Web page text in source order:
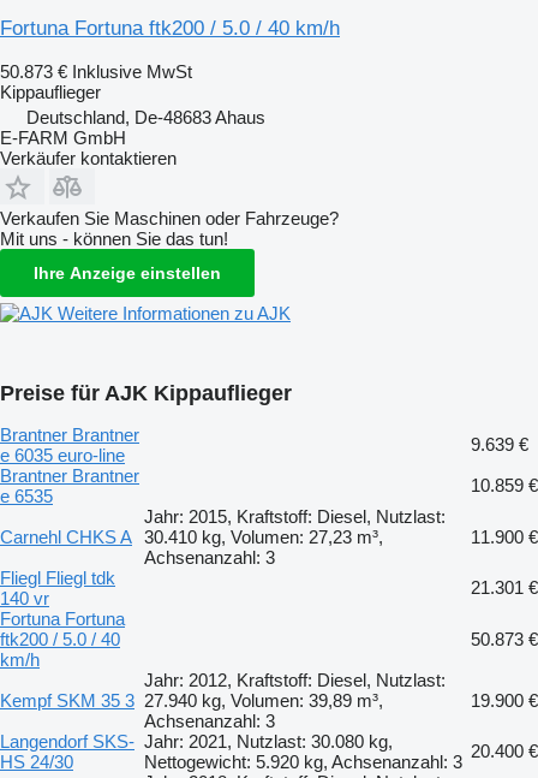
Fortuna Fortuna ftk200 / 5.0 / 40 km/h
50.873 € Inklusive MwSt
Kippauflieger
Deutschland, De-48683 Ahaus
E-FARM GmbH
Verkäufer kontaktieren
Verkaufen Sie Maschinen oder Fahrzeuge?
Mit uns - können Sie das tun!
Ihre Anzeige einstellen
Weitere Informationen zu AJK
Preise für AJK Kippauflieger
Brantner Brantner
e 6035 euro-line
9.639 €
Brantner Brantner
e 6535
10.859 €
Carnehl CHKS A
Jahr: 2015, Kraftstoff: Diesel, Nutzlast:
30.410 kg, Volumen: 27,23 m³,
Achsenanzahl: 3
11.900 €
Fliegl Fliegl tdk
140 vr
21.301 €
Fortuna Fortuna
ftk200 / 5.0 / 40
km/h
50.873 €
Kempf SKM 35 3
Jahr: 2012, Kraftstoff: Diesel, Nutzlast:
27.940 kg, Volumen: 39,89 m³,
Achsenanzahl: 3
19.900 €
Langendorf SKS-
HS 24/30
Jahr: 2021, Nutzlast: 30.080 kg,
Nettogewicht: 5.920 kg, Achsenanzahl: 3
20.400 €